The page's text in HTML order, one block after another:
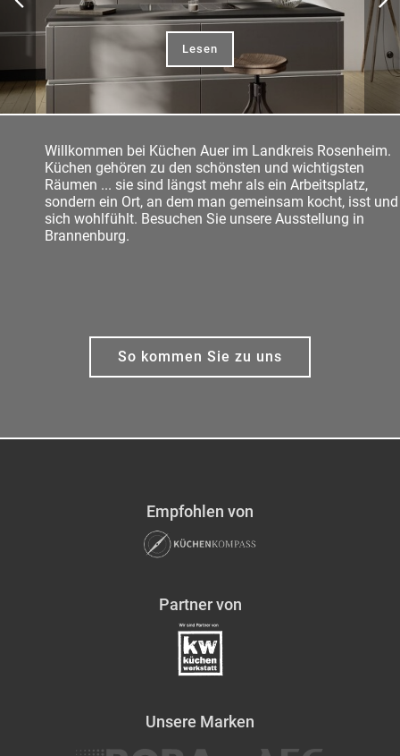
Lesen
Willkommen bei Küchen Auer im Landkreis Rosenheim.
Küchen gehören zu den schönsten und wichtigsten
Räumen ... sie sind längst mehr als ein Arbeitsplatz,
sondern ein Ort, an dem man gemeinsam kocht, isst und
sich wohlfühlt. Besuchen Sie unsere Ausstellung in
Brannenburg.
So kommen Sie zu uns
Empfohlen von
Partner von
Unsere Marken